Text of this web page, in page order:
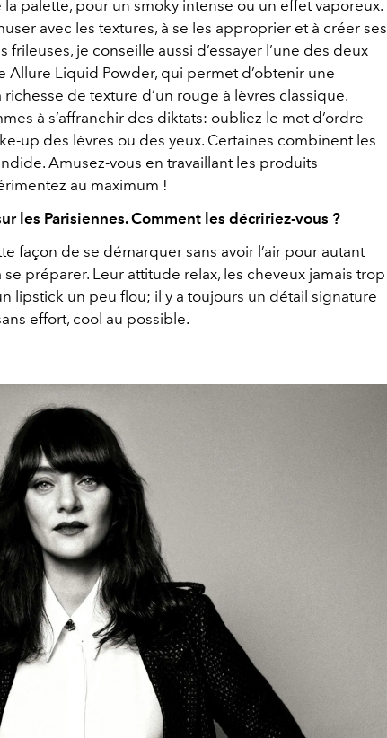
palette, pour un smoky intense ou un effet vaporeux.
avec les textures, à se les approprier et à créer ses
frileuses, je conseille aussi d’essayer l’une des deux
Allure Liquid Powder, qui permet d’obtenir une
de texture d’un rouge à lèvres classique.
à s’affranchir des diktats: oubliez le mot d’ordre
up des lèvres ou des yeux. Certaines combinent les
Amusez-vous en travaillant les produits
au maximum !
les Parisiennes. Comment les décririez-vous ?
façon de se démarquer sans avoir l’air pour autant
se préparer. Leur attitude relax, les cheveux jamais trop
lipstick un peu flou; il y a toujours un détail signature
effort, cool au possible.